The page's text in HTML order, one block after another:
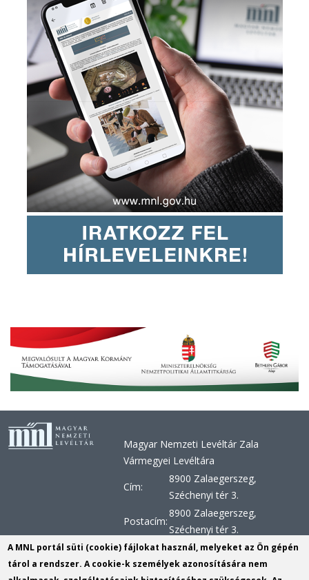
Magyar Nemzeti Levéltár Zala
Vármegyei Levéltára
Cím:
8900 Zalaegerszeg,
Széchenyi tér 3.
Postacím:
8900 Zalaegerszeg,
Széchenyi tér 3.
Telefon:
+36 92 510 030, +36 92 598
956, +36 92 598 957
A MNL portál süti (cookie) fájlokat használ, melyeket az Ön gépén
tárol a rendszer. A cookie-k személyek azonosítására nem